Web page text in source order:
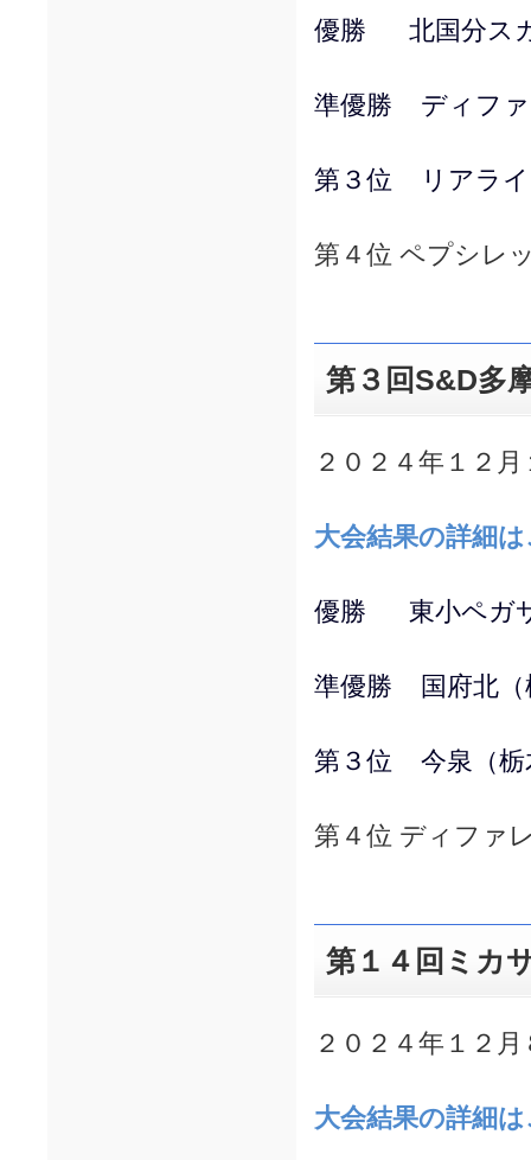
優勝 北国分ス
準優勝 ディファ
第３位 リアライ
第４位 ペプシレ
第３回S&D多
２０２４年１２
大会結果の詳細
優勝 東小ペガ
準優勝 国府北（
第３位 今泉（栃
第４位 ディファ
第１４回ミカ
２０２４年１２
大会結果の詳細